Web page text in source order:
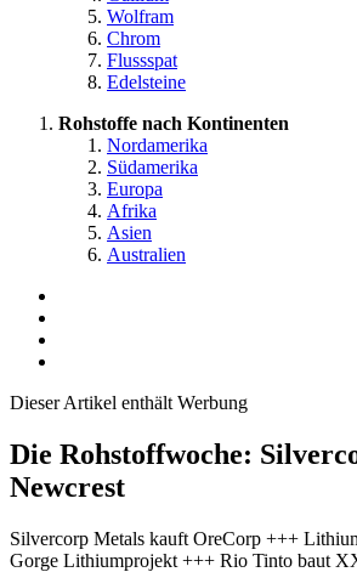
Wolfram
Chrom
Flussspat
Edelsteine
Rohstoffe nach Kontinenten
Nordamerika
Südamerika
Europa
Afrika
Asien
Australien
Dieser Artikel enthält Werbung
Die Rohstoffwoche:
Newcrest
Silvercorp Metals kauft OreCorp +++
Gorge Lithiumprojekt +++ Rio Tinto baut